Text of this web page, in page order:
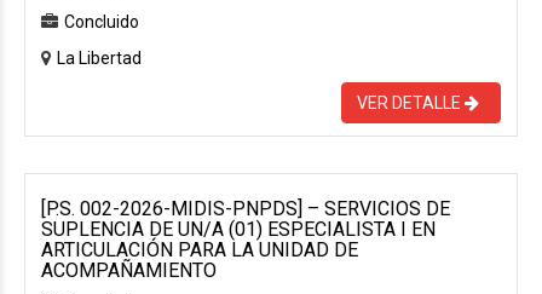
Concluido
La Libertad
VER DETALLE
[P.S. 002-2026-MIDIS-PNPDS] – SERVICIOS DE
SUPLENCIA DE UN/A (01) ESPECIALISTA I EN
ARTICULACIÓN PARA LA UNIDAD DE
ACOMPAÑAMIENTO